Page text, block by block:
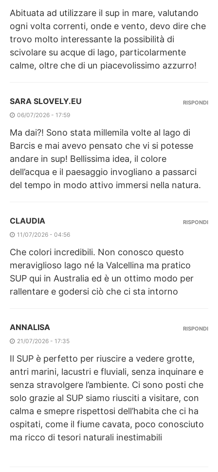
Abituata ad utilizzare il sup in mare, valutando
ogni volta correnti, onde e vento, devo dire che
trovo molto interessante la possibilità di
scivolare su acque di lago, particolarmente
calme, oltre che di un piacevolissimo azzurro!
SARA SLOVELY.EU
06/07/2026 - 17:59
Ma dai?! Sono stata millemila volte al lago di
Barcis e mai avevo pensato che vi si potesse
andare in sup! Bellissima idea, il colore
dell’acqua e il paesaggio invogliano a passarci
del tempo in modo attivo immersi nella natura.
RISPONDI
CLAUDIA
11/07/2026 - 04:56
Che colori incredibili. Non conosco questo
meraviglioso lago né la Valcellina ma pratico
SUP qui in Australia ed è un ottimo modo per
rallentare e godersi ciò che ci sta intorno
RISPONDI
ANNALISA
21/07/2026 - 17:35
Il SUP è perfetto per riuscire a vedere grotte,
antri marini, lacustri e fluviali, senza inquinare e
senza stravolgere l’ambiente. Ci sono posti che
solo grazie al SUP siamo riusciti a visitare, con
calma e smepre rispettosi dell’habita che ci ha
ospitati, come il fiume cavata, poco conosciuto
ma ricco di tesori naturali inestimabili
RISPONDI